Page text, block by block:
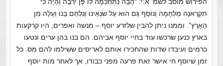
תִקְרֶאנָה מִלְחָמָה וְנוֹסַף גַּם הוּא עַל שֹׂנְאֵינוּ וְנִלְחַם בָּנוּ וְעָלָה מִן
הָאָרֶץ”. וממנו ניתן להבין שלזרע יוסף – מנשה ואפרים, היו קרקעות
בארץ כנען שרכשו עוד בחיי יוסף אביהם. הם בנו בהן ערים ונטעו
כרמים ועיבדו שדות שהחכירו אותם לאריסים ששילמו להם מס. כל
זמן שיוסף חי אישר זאת פרעה מפני כבודו, אך לאחר מות יוסף